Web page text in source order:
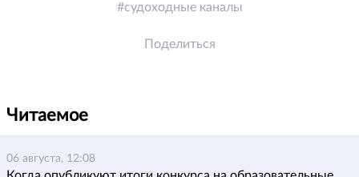
судоходные каналы
Поделиться
Читаемое
06 августа, 12:08